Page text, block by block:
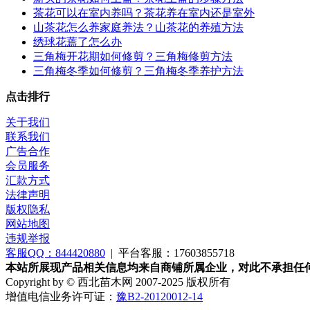
茶花可以在室内养吗？茶花养在室内还是室外
山茶花怎么养家庭养法？山茶花的养殖方法
绣球花蔫了怎么办
三角梅开花期如何修剪？三角梅修剪方法
三角梅冬季如何修剪？三角梅冬季养护方法
点击排行
关于我们
联系我们
广告合作
会员服务
汇款方式
法律声明
版权隐私
网站地图
违规举报
客服QQ：844420880 | 平台客服：17603855718
本站所展现产品相关信息均来自商铺所属企业，对此不承担任
Copyright by © 西北苗木网 2007-2025 版权所有
增值电信业务许可证： 豫B2-20120012-14